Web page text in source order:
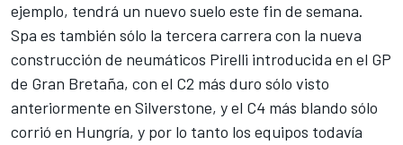
ejemplo, tendrá un nuevo suelo este fin de semana.
Spa es también sólo la tercera carrera con la nueva
construcción de neumáticos Pirelli introducida en el GP
de Gran Bretaña, con el C2 más duro sólo visto
anteriormente en Silverstone, y el C4 más blando sólo
corrió en Hungría, y por lo tanto los equipos todavía